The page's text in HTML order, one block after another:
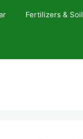
Fertilizers & Soil